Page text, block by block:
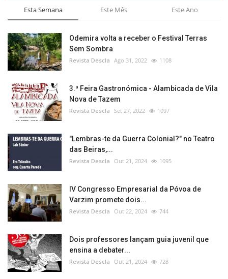
Ficha técnica
Cultura
Lazer
Ambiente
Esta Semana Este Mês Este Ano
Odemira volta a receber o Festival Terras
Sem Sombra
Revista Descla Ago 31, 2022 1108
3.ª Feira Gastronómica - Alambicada de Vila
Nova de Tazem
Revista Descla Set 27, 2022 1097
"Lembras-te da Guerra Colonial?" no Teatro
das Beiras,...
Revista Descla Out 21, 2024 1095
IV Congresso Empresarial da Póvoa de
Varzim promete dois...
Revista Descla Out 22, 2024 744
Dois professores lançam guia juvenil que
ensina a debater...
Revista Descla Out 21, 2024 728